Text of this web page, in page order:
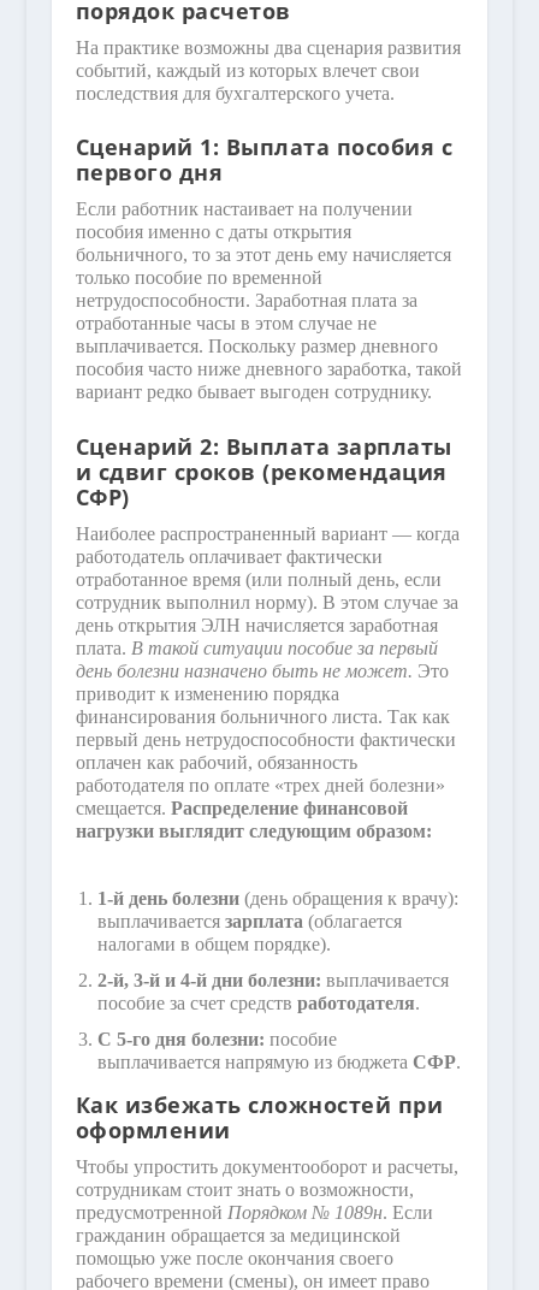
порядок расчетов
На практике возможны два сценария развития
событий, каждый из которых влечет свои
последствия для бухгалтерского учета.
Сценарий 1: Выплата пособия с
первого дня
Если работник настаивает на получении
пособия именно с даты открытия
больничного, то за этот день ему начисляется
только пособие по временной
нетрудоспособности. Заработная плата за
отработанные часы в этом случае не
выплачивается. Поскольку размер дневного
пособия часто ниже дневного заработка, такой
вариант редко бывает выгоден сотруднику.
Сценарий 2: Выплата зарплаты
и сдвиг сроков (рекомендация
СФР)
Наиболее распространенный вариант — когда
работодатель оплачивает фактически
отработанное время (или полный день, если
сотрудник выполнил норму). В этом случае за
день открытия ЭЛН начисляется заработная
плата. В такой ситуации пособие за первый
день болезни назначено быть не может. Это
приводит к изменению порядка
финансирования больничного листа. Так как
первый день нетрудоспособности фактически
оплачен как рабочий, обязанность
работодателя по оплате «трех дней болезни»
смещается. Распределение финансовой
нагрузки выглядит следующим образом:
1-й день болезни(день обращения к врачу):
выплачивается зарплата (облагается
налогами в общем порядке).
2-й, 3-й и 4-й дни болезни: выплачивается
пособие за счет средств работодателя.
С 5-го дня болезни: пособие
выплачивается напрямую из бюджета СФР.
Как избежать сложностей при
оформлении
Чтобы упростить документооборот и расчеты,
сотрудникам стоит знать о возможности,
предусмотренной Порядком № 1089н. Если
гражданин обращается за медицинской
помощью уже после окончания своего
рабочего времени (смены), он имеет право